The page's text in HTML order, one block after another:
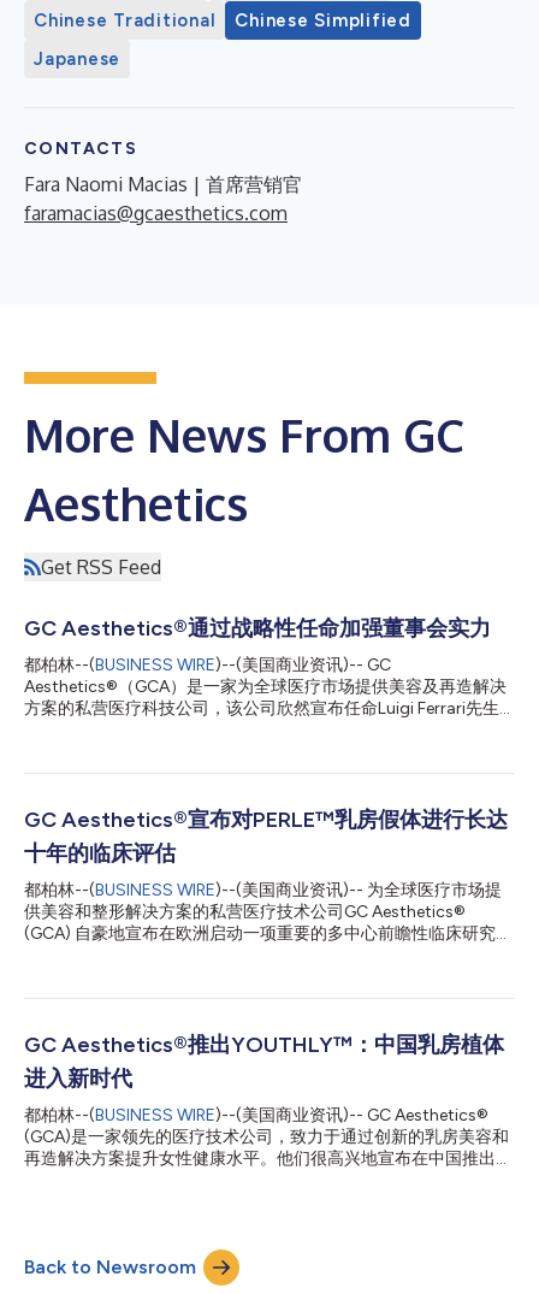
Chinese Traditional
Chinese Simplified
Japanese
CONTACTS
Fara Naomi Macias | 首席营销官
faramacias@gcaesthetics.com
More News From GC
Aesthetics
Get RSS Feed
GC Aesthetics®通过战略性任命加强董事会实力
都柏林--(BUSINESS WIRE)--(美国商业资讯)-- GC
Aesthetics®（GCA）是一家为全球医疗市场提供美容及再造解决
方案的私营医疗科技公司，该公司欣然宣布任命Luigi Ferrari先生
GCA与长期投资方Hayfin Capital Management于2024年初开启
新、安全及全球扩张注入了全新动力。 作为医疗健康领域成绩斐
然的高管与投资人，Luigi Ferrari先生拥有卓越的领导经验、商业
增长专长及行业洞察力。2012至2022年间，他曾担任关节置换领
域跨国医疗器械公司Lima Corporate的首席执行官（该公司后被
Enovis Corporation收购），此前他在Orthofix历任多项职务，最
终担任全球骨科业务总裁。他持有米兰理工大学管理工程硕士学
位，并圆满完成哈佛商学院高级管理课程。 作为非执行主席，他
GC Aesthetics®宣布对PERLE™乳房假体进行长达
十年的临床评估
都柏林--(BUSINESS WIRE)--(美国商业资讯)-- 为全球医疗市场提
供美容和整形解决方案的私营医疗技术公司GC Aesthetics®
(GCA) 自豪地宣布在欧洲启动一项重要的多中心前瞻性临床研究，
务体系（NHS）和私人诊所以及欧洲私人诊所的顶尖外科医生，确
Aesthetics品质保证/风险评估和临床事务主管Chris Brotherston
表示：“通过高质量的临床证据，我们旨在就PERLE™假体的功效和
对患者的益处提供独到的见解，为乳房假体技术和患者护理设定新
标准。” PERLE™是一种高度创新的光滑不透明乳房假体，采用了专
利表面技术（BioQ™）、GCA业界领先的凝胶技术（Emunomic™
乳房组织动态凝胶），以及确保GCA长期卓越安全记录的增强版安
全特性。 乳腺和肿瘤整形外科顾问医师Nabila Nasir女士
GC Aesthetics®推出YOUTHLY™：中国乳房植体
进入新时代
都柏林--(BUSINESS WIRE)--(美国商业资讯)-- GC Aesthetics®
(GCA)是一家领先的医疗技术公司，致力于通过创新的乳房美容和
再造解决方案提升女性健康水平。他们很高兴地宣布在中国推出
英国手工制作的YOUTHLY™将为中国各地的女性和整形外科医生
提供优质硅胶乳房植体。 中国是全球第二大市场，近几年一直是
GC Aesthetics的战略焦点。预计美容市场年度增长率将为15%，
Back to Newsroom